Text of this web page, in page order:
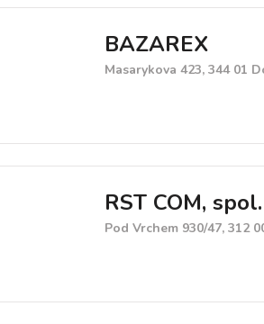
BAZAREX
Masarykova 423, 344 01
RST COM,
Pod Vrchem 930/47, 312